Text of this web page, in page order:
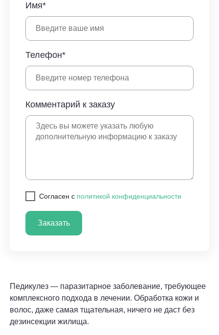
Имя*
Телефон*
Комментарий к заказу
Cогласен с политикой конфиденциальности
Заказать
Педикулез — паразитарное заболевание, требующее
комплексного подхода в лечении. Обработка кожи и
волос, даже самая тщательная, ничего не даст без
дезинсекции жилища.